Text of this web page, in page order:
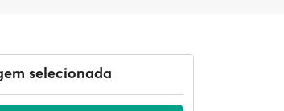
selecionada